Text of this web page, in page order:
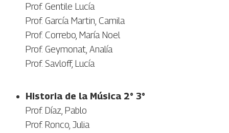
Prof. Gentile Lucía
Prof. García Martin, Camila
Prof. Correbo, María Noel
Prof. Geymonat, Analía
Prof. Savloff, Lucía
Historia de la Música 2° 3°
Prof. Díaz, Pablo
Prof. Ronco, Julia